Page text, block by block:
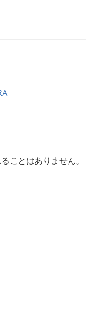
ことはありません。